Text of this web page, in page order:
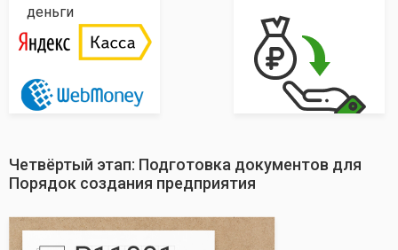
деньги
Четвёртый этап: Подготовка документов для
Порядок создания предприятия